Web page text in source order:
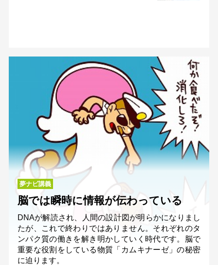
夢ナビ講義
脳では瞬時に情報が伝わっている
DNAが解読され、人間の設計図が明らかになりまし
たが、これで終わりではありません。それぞれのタ
ンパク質の働きを解き明かしていく時代です。脳で
重要な役割をしている物質「カムキナーゼ」の秘密
に迫ります。